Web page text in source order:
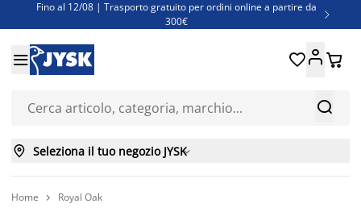
Fino al 12/08 | Trasporto gratuito per ordini online a partire da
300€

Super offerte d'estate | Oltre 1.500 articoli fino al 70%
Finanziamenti - Scegli il piano di rimborso più adatto a te


 
 Seleziona il tuo negozio JYSK
Home  Royal Oak